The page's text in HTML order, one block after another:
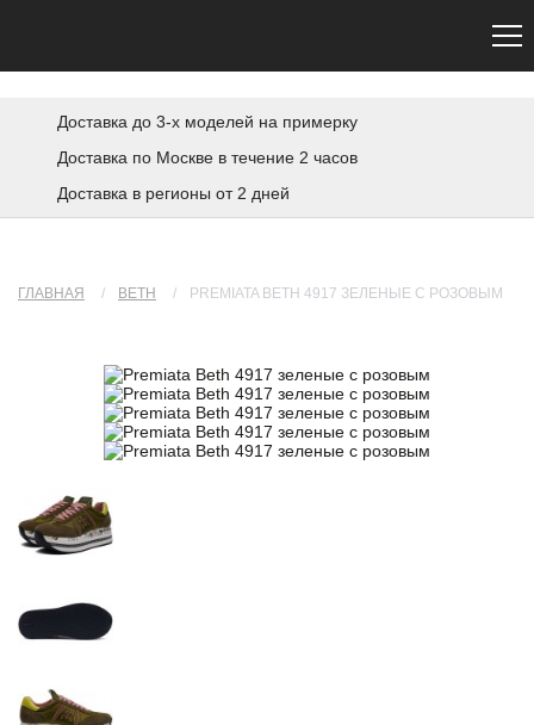
Доставка до 3-х моделей на примерку
Доставка по Москве в течение 2 часов
Доставка в регионы от 2 дней
ГЛАВНАЯ / BETH / PREMIATA BETH 4917 ЗЕЛЕНЫЕ С РОЗОВЫМ